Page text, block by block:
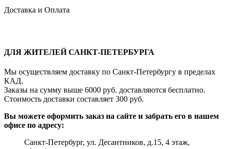
Доставка и Оплата
ДЛЯ ЖИТЕЛЕЙ САНКТ-ПЕТЕРБУРГА
Мы осуществляем доставку по Санкт-Петербургу в пределах
КАД.
Заказы на сумму выше 6000 руб. доставляются бесплатно.
Стоимость доставки составляет 300 руб.
Вы можете оформить заказ на сайте и забрать его в нашем
офисе по адресу:
Санкт-Петербург, ул. Десантников, д.15, 4 этаж,